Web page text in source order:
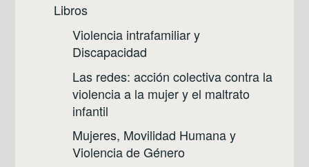
Libros
Violencia intrafamiliar y
Discapacidad
Las redes: acción colectiva contra la
violencia a la mujer y el maltrato
infantil
Mujeres, Movilidad Humana y
Violencia de Género